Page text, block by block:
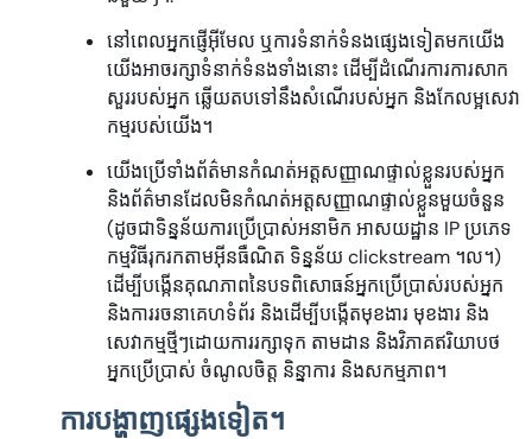
នៅពេលអ្នកផ្ញើអ៊ីមែល ឬការទំនាក់ទំនងផ្សេងទៀតមកយើង
យើងអាចរក្សាទំនាក់ទំនងទាំងនោះ ដើម្បីដំណើរការការសាក
សួររបស់អ្នក ឆ្លើយតបទៅនឹងសំណើរបស់អ្នក និងកែលម្អសេវា
កម្មរបស់យើង។
យើងប្រើទាំងព័ត៌មានកំណត់អត្តសញ្ញាណផ្ទាល់ខ្លួនរបស់អ្នក
និងព័ត៌មានដែលមិនកំណត់អត្តសញ្ញាណផ្ទាល់ខ្លួនមួយចំនួន
(ដូចជាទិន្នន័យការប្រើប្រាស់អនាមិក អាសយដ្ឋាន IP ប្រភេទ
កម្មវិធីរុករកតាមអ៊ីនធឺណិត ទិន្នន័យ clickstream ។ល។)
ដើម្បីបង្កើនគុណភាពនៃបទពិសោធន៍អ្នកប្រើប្រាស់របស់អ្នក
និងការរចនាគេហទំព័រ និងដើម្បីបង្កើតមុខងារ មុខងារ និង
សេវាកម្មថ្មីៗដោយការរក្សាទុក តាមដាន និងវិភាគឥរិយាបថ
អ្នកប្រើប្រាស់ ចំណូលចិត្ត និន្នាការ និងសកម្មភាព។
ការបង្ហាញផ្សេងទៀត។